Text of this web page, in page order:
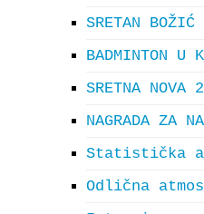
SRETAN BOŽIĆ
BADMINTON U
SRETNA NOVA
NAGRADA ZA
Statistička
Odlična